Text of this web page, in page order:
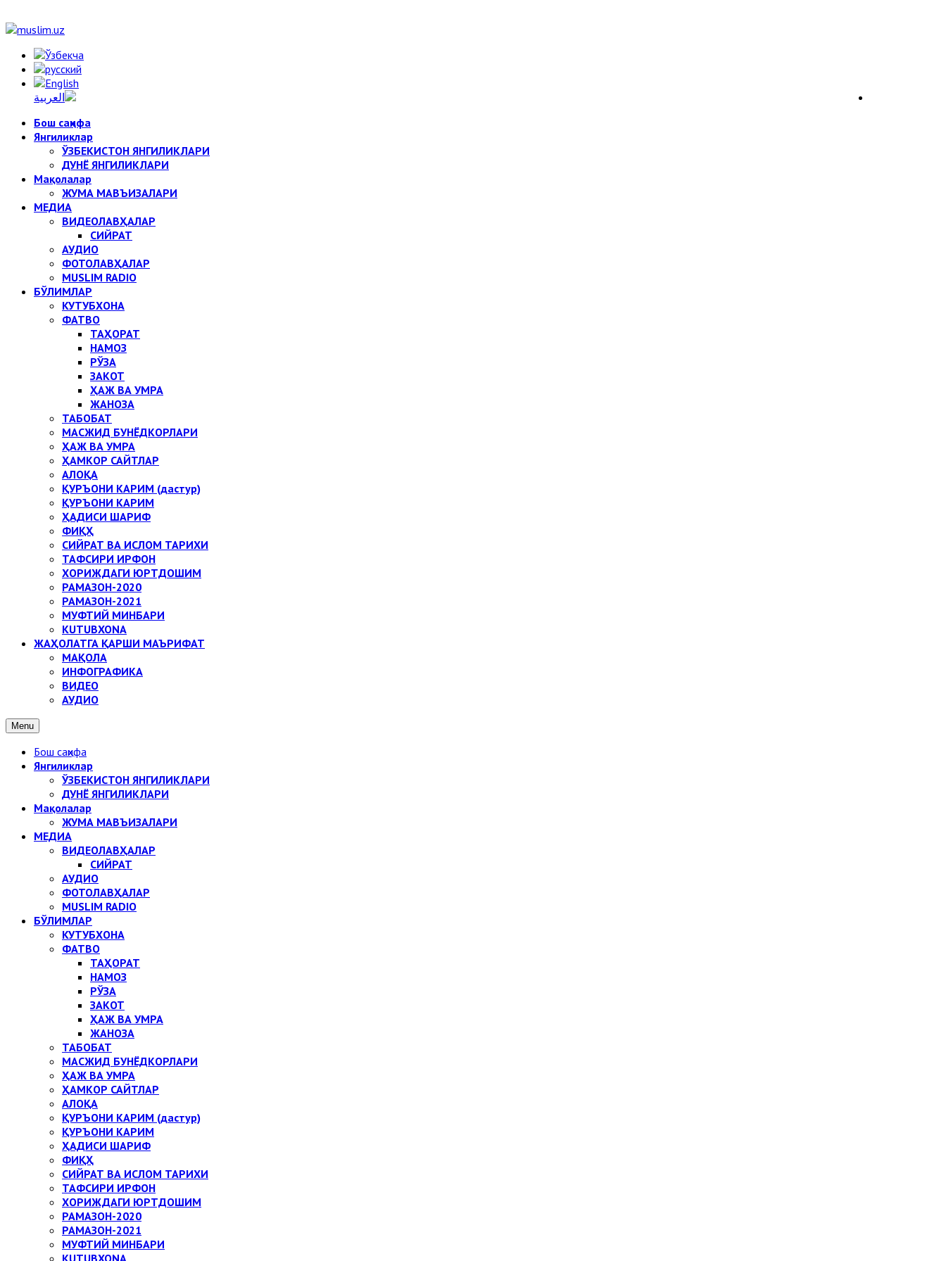
Бош саҳифа
Янгиликлар
ЎЗБЕКИСТОН ЯНГИЛИКЛАРИ
ДУНЁ ЯНГИЛИКЛАРИ
Мақолалар
ЖУМА МАВЪИЗАЛАРИ
МЕДИА
ВИДЕОЛАВҲАЛАР
СИЙРАТ
АУДИО
ФОТОЛАВҲАЛАР
MUSLIM RADIO
БЎЛИМЛАР
КУТУБХОНА
ФАТВО
ТАҲОРАТ
НАМОЗ
РЎЗА
ЗАКОТ
ҲАЖ ВА УМРА
ЖАНОЗА
ТАБОБАТ
МАСЖИД БУНЁДКОРЛАРИ
ҲАЖ ВА УМРА
ҲАМКОР САЙТЛАР
АЛОҚА
ҚУРЪОНИ КАРИМ (дастур)
ҚУРЪОНИ КАРИМ
ҲАДИСИ ШАРИФ
ФИҚҲ
СИЙРАТ ВА ИСЛОМ ТАРИХИ
ТАФСИРИ ИРФОН
ХОРИЖДАГИ ЮРТДОШИМ
РАМАЗОН-2020
РАМАЗОН-2021
МУФТИЙ МИНБАРИ
KUTUBXONA
ЖАҲОЛАТГА ҚАРШИ МАЪРИФАТ
МАҚОЛА
ИНФОГРАФИКА
ВИДЕО
АУДИО
Menu
Бош саҳифа
Янгиликлар
ЎЗБЕКИСТОН ЯНГИЛИКЛАРИ
ДУНЁ ЯНГИЛИКЛАРИ
Мақолалар
ЖУМА МАВЪИЗАЛАРИ
МЕДИА
ВИДЕОЛАВҲАЛАР
СИЙРАТ
АУДИО
ФОТОЛАВҲАЛАР
MUSLIM RADIO
БЎЛИМЛАР
КУТУБХОНА
ФАТВО
ТАҲОРАТ
НАМОЗ
РЎЗА
ЗАКОТ
ҲАЖ ВА УМРА
ЖАНОЗА
ТАБОБАТ
МАСЖИД БУНЁДКОРЛАРИ
ҲАЖ ВА УМРА
ҲАМКОР САЙТЛАР
АЛОҚА
ҚУРЪОНИ КАРИМ (дастур)
ҚУРЪОНИ КАРИМ
ҲАДИСИ ШАРИФ
ФИҚҲ
СИЙРАТ ВА ИСЛОМ ТАРИХИ
ТАФСИРИ ИРФОН
ХОРИЖДАГИ ЮРТДОШИМ
РАМАЗОН-2020
РАМАЗОН-2021
МУФТИЙ МИНБАРИ
KUTUBXONA